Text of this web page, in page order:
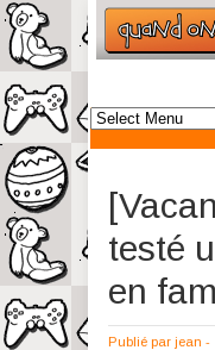
testé
en
Publié par jean -